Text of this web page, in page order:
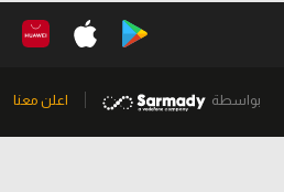
بواسطة اعلن معنا